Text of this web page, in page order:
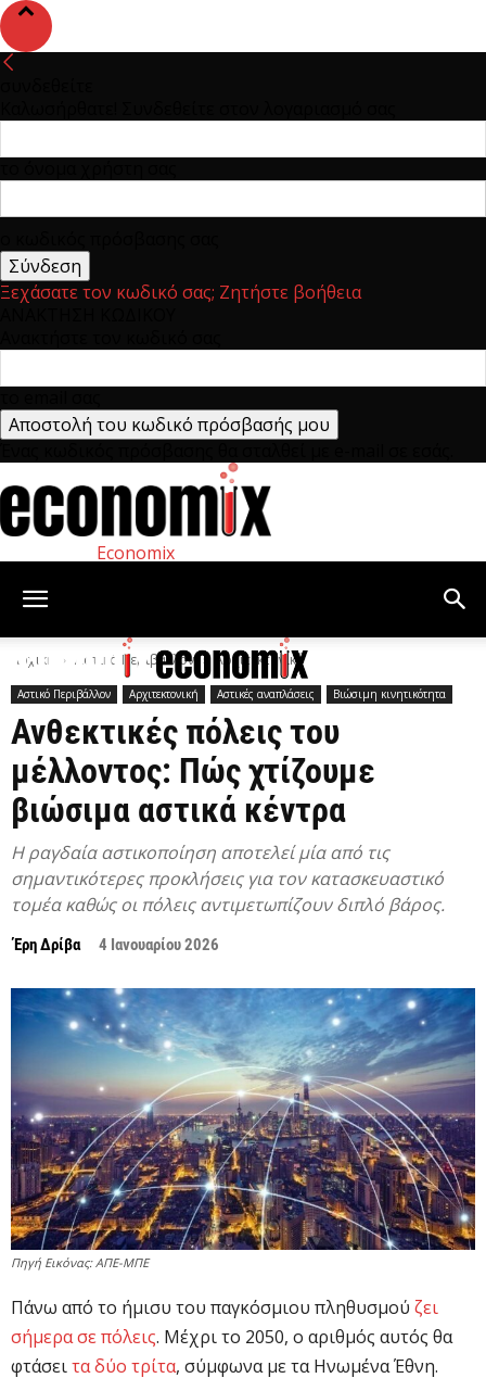
Ξεχάσατε τον κωδικό σας; Ζητήστε βοήθεια
Economix
Αρχική Αστικό Περιβάλλον Αρχιτεκτονική
Αστικό Περιβάλλον Αρχιτεκτονική Αστικές αναπλάσεις Βιώσιμη κινητικότητα
Ανθεκτικές πόλεις του
μέλλοντος: Πώς χτίζουμε
βιώσιμα αστικά κέντρα
H ραγδαία αστικοποίηση αποτελεί μία από τις
σημαντικότερες προκλήσεις για τον κατασκευαστικό
τομέα καθώς οι πόλεις αντιμετωπίζουν διπλό βάρος.
Έρη Δρίβα 4 Ιανουαρίου 2026
Πηγή Εικόνας: ΑΠΕ-ΜΠΕ
Πάνω από το ήμισυ του παγκόσμιου πληθυσμού ζει
σήμερα σε πόλεις. Μέχρι το 2050, ο αριθμός αυτός θα
φτάσειτα δύο τρίτα, σύμφωνα με τα Ηνωμένα Έθνη.